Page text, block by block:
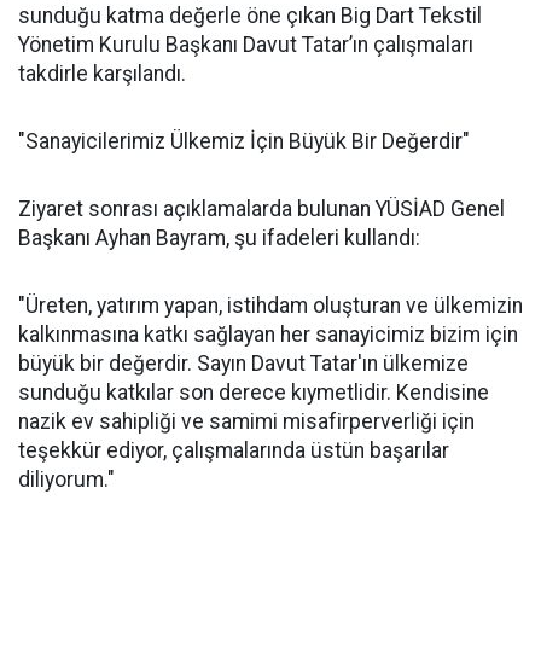
sunduğu katma değerle öne çıkan Big Dart Tekstil
Yönetim Kurulu Başkanı Davut Tatar’ın çalışmaları
takdirle karşılandı.
"Sanayicilerimiz Ülkemiz İçin Büyük Bir Değerdir"
Ziyaret sonrası açıklamalarda bulunan YÜSİAD Genel
Başkanı Ayhan Bayram, şu ifadeleri kullandı:
"Üreten, yatırım yapan, istihdam oluşturan ve ülkemizin
kalkınmasına katkı sağlayan her sanayicimiz bizim için
büyük bir değerdir. Sayın Davut Tatar'ın ülkemize
sunduğu katkılar son derece kıymetlidir. Kendisine
nazik ev sahipliği ve samimi misafirperverliği için
teşekkür ediyor, çalışmalarında üstün başarılar
diliyorum."